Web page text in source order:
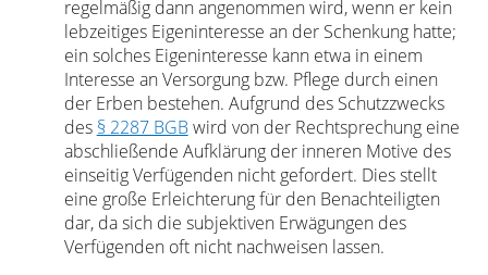
regelmäßig dann angenommen wird, wenn er kein
lebzeitiges Eigeninteresse an der Schenkung hatte;
ein solches Eigeninteresse kann etwa in einem
Interesse an Versorgung bzw. Pflege durch einen
der Erben bestehen. Aufgrund des Schutzzwecks
des § 2287 BGBwird von der Rechtsprechung eine
abschließende Aufklärung der inneren Motive des
einseitig Verfügenden nicht gefordert. Dies stellt
eine große Erleichterung für den Benachteiligten
dar, da sich die subjektiven Erwägungen des
Verfügenden oft nicht nachweisen lassen.